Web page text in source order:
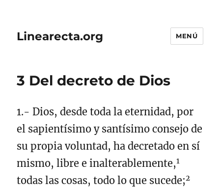
Linearecta.org MENÚ
3 Del decreto de Dios
1.- Dios, desde toda la eternidad, por
el sapientísimo y santísimo consejo de
su propia voluntad, ha decretado en sí
mismo, libre e inalterablemente,1
todas las cosas, todo lo que sucede;2